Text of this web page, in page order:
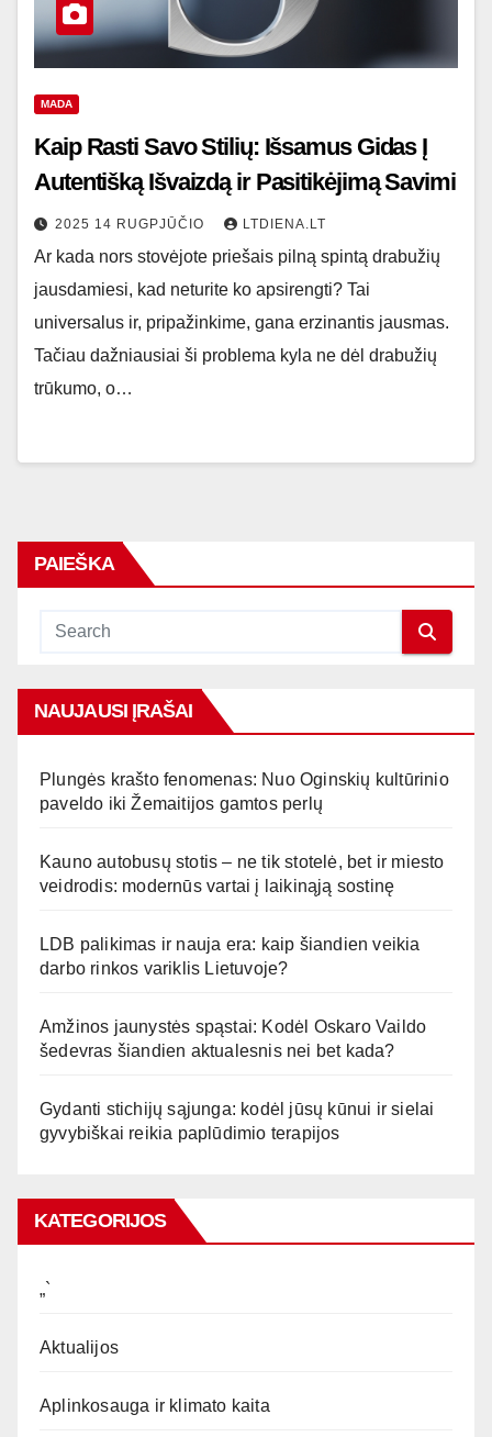
MADA
Kaip Rasti Savo Stilių: Išsamus Gidas Į
Autentišką Išvaizdą ir Pasitikėjimą Savimi
2025 14 RUGPJŪČIO LTDIENA.LT
Ar kada nors stovėjote priešais pilną spintą drabužių
jausdamiesi, kad neturite ko apsirengti? Tai
universalus ir, pripažinkime, gana erzinantis jausmas.
Tačiau dažniausiai ši problema kyla ne dėl drabužių
trūkumo, o…
PAIEŠKA
NAUJAUSI ĮRAŠAI
Plungės krašto fenomenas: Nuo Oginskių kultūrinio
paveldo iki Žemaitijos gamtos perlų
Kauno autobusų stotis – ne tik stotelė, bet ir miesto
veidrodis: modernūs vartai į laikinąją sostinę
LDB palikimas ir nauja era: kaip šiandien veikia
darbo rinkos variklis Lietuvoje?
Amžinos jaunystės spąstai: Kodėl Oskaro Vaildo
šedevras šiandien aktualesnis nei bet kada?
Gydanti stichijų sąjunga: kodėl jūsų kūnui ir sielai
gyvybiškai reikia paplūdimio terapijos
KATEGORIJOS
„`
Aktualijos
Aplinkosauga ir klimato kaita